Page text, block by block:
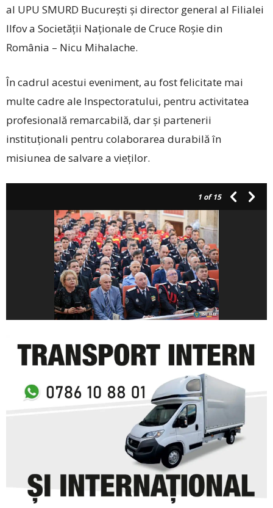
al UPU SMURD București și director general al Filialei
Ilfov a Societății Naționale de Cruce Roșie din
România – Nicu Mihalache.
În cadrul acestui eveniment, au fost felicitate mai
multe cadre ale Inspectoratului, pentru activitatea
profesională remarcabilă, dar și partenerii
instituționali pentru colaborarea durabilă în
misiunea de salvare a vieților.
1 of 15